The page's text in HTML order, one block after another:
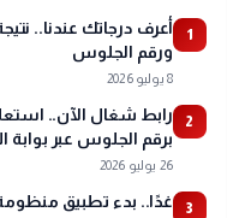
1
ورقم الجلوس
8 يوليو 2026
2
برقم الجلوس عبر بوابة
26 يوليو 2026
3 غدًا.. بدء تطبيق منظومة